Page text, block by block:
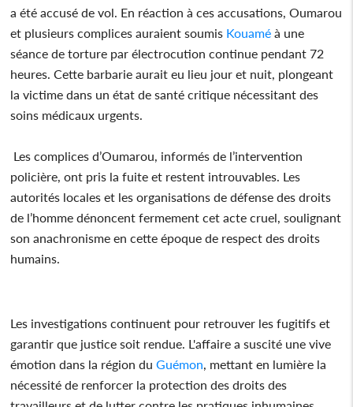
a été accusé de vol. En réaction à ces accusations, Oumarou
et plusieurs complices auraient soumis Kouamé à une
séance de torture par électrocution continue pendant 72
heures. Cette barbarie aurait eu lieu jour et nuit, plongeant
la victime dans un état de santé critique nécessitant des
soins médicaux urgents.
Les complices d’Oumarou, informés de l’intervention
policière, ont pris la fuite et restent introuvables. Les
autorités locales et les organisations de défense des droits
de l’homme dénoncent fermement cet acte cruel, soulignant
son anachronisme en cette époque de respect des droits
humains.
Les investigations continuent pour retrouver les fugitifs et
garantir que justice soit rendue. L'affaire a suscité une vive
émotion dans la région duGuémon , mettant en lumière la
nécessité de renforcer la protection des droits des